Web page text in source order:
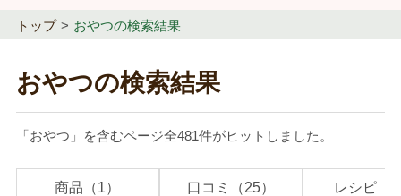
トップ おやつの検索結果
おやつの検索結果
「おやつ」を含むページ全481件がヒットしました。
商品（1） 口コミ（25） レシピ（